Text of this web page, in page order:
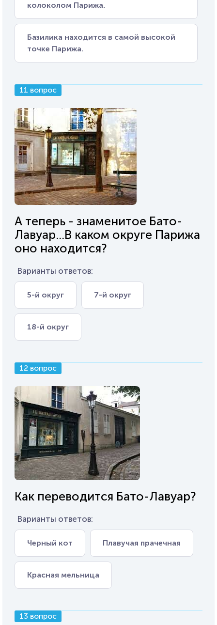
колоколом Парижа.
Базилика находится в самой высокой
точке Парижа.
11 вопрос
А теперь - знаменитое Бато-
Лавуар...В каком округе Парижа
оно находится?
Варианты ответов:
5-й округ 7-й округ
18-й округ
12 вопрос
Как переводится Бато-Лавуар?
Варианты ответов:
Черный кот Плавучая прачечная
Красная мельница
13 вопрос